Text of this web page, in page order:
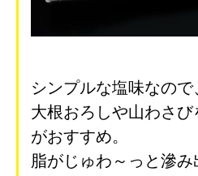
シンプルな塩味なの
大根おろしや山わさ
がおすすめ。
脂がじゅわ～っと滲